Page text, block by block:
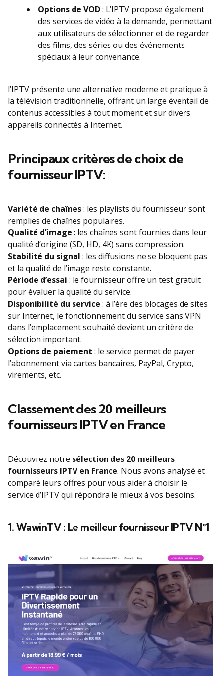
Options de VOD: L’IPTV propose également
des services de vidéo à la demande, permettant
aux utilisateurs de sélectionner et de regarder
des films, des séries ou des événements
spéciaux à leur convenance.
l’IPTV présente une alternative moderne et pratique à
la télévision traditionnelle, offrant un large éventail de
contenus accessibles à tout moment et sur divers
appareils connectés à Internet.
Principaux critères de choix de
fournisseur IPTV:
Variété de chaînes: les playlists du fournisseur sont
remplies de chaînes populaires.
Qualité d’image : les chaînes sont fournies dans leur
qualité d’origine (SD, HD, 4K) sans compression.
Stabilité du signal : les diffusions ne se bloquent pas
et la qualité de l’image reste constante.
Période d’essai : le fournisseur offre un test gratuit
pour évaluer la qualité du service.
Disponibilité du service : à l’ère des blocages de sites
sur Internet, le fonctionnement du service sans VPN
dans l’emplacement souhaité devient un critère de
sélection important.
Options de paiement : le service permet de payer
l’abonnement via cartes bancaires, PayPal, Crypto,
virements, etc.
Classement des 20 meilleurs
fournisseurs IPTV en France
Découvrez notre sélection des 20 meilleurs
fournisseurs IPTV en France. Nous avons analysé et
comparé leurs offres pour vous aider à choisir le
service d’IPTV qui répondra le mieux à vos besoins.
1. WawinTV : Le meilleur fournisseur IPTV N°1